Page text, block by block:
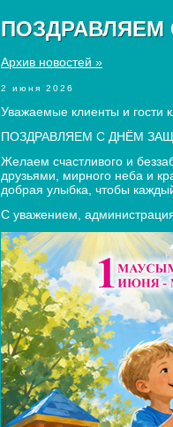
Архив новостей »
2 июня 2026
Уважаемые клиенты и гости
ПОЗДРАВЛЯЕМ С ДНЁМ
Желаем счастливого и
друзьями, мирного неба и
добрая улыбка, чтобы
С уважением,